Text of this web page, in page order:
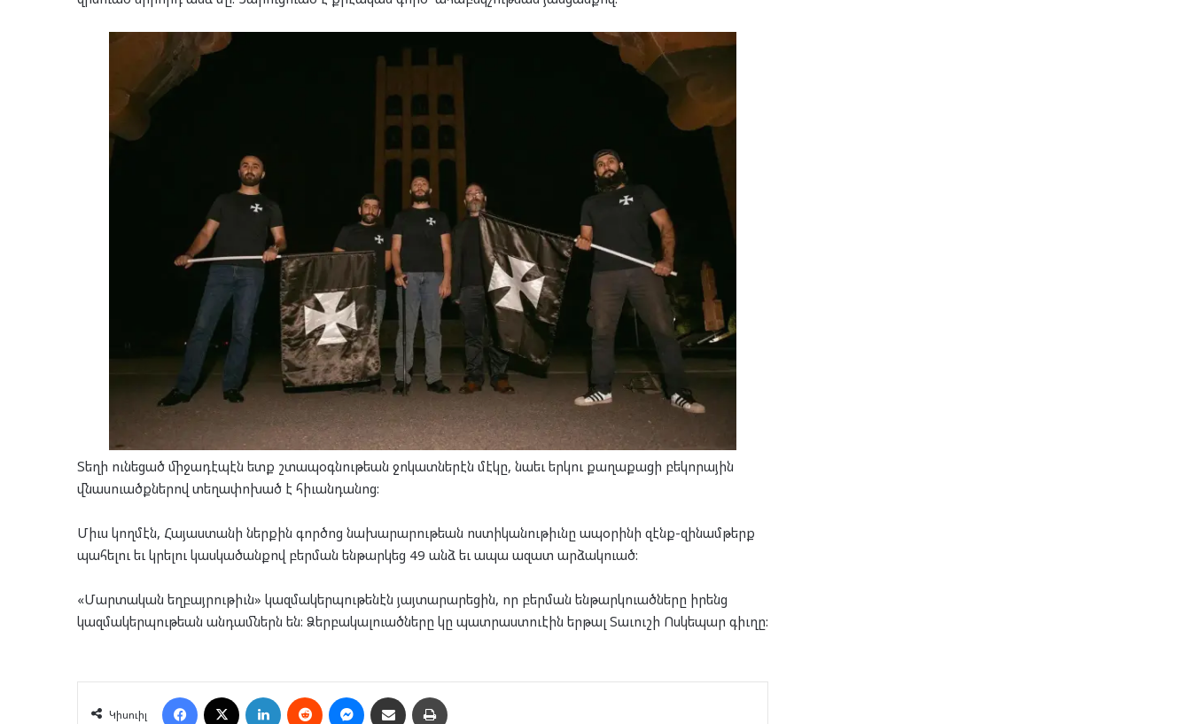
Տեղի ունեցած միջադէպէն ետք շտապօգնութեան ջոկատներէն մէկը, նաեւ երկու քաղաքացի բեկորային
վնասուածքներով տեղափոխած է հիւանդանոց:
Միւս կողմէն, Հայաստանի ներքին գործոց նախարարութեան ոստիկանութիւնը ապօրինի զէնք-զինամթերք
պահելու եւ կրելու կասկածանքով բերման ենթարկեց 49 անձ եւ ապա ազատ արձակուած:
«Մարտական եղբայրութիւն» կազմակերպութենէն յայտարարեցին, որ բերման ենթարկուածները իրենց
կազմակերպութեան անդամներն են: Ձերբակալուածները կը պատրաստուէին երթալ Տաւուշի Ոսկեպար գիւղը:
Կիսուիլ
Facebook LinkedIn Reddit MessengerՈւղարկել նամակ